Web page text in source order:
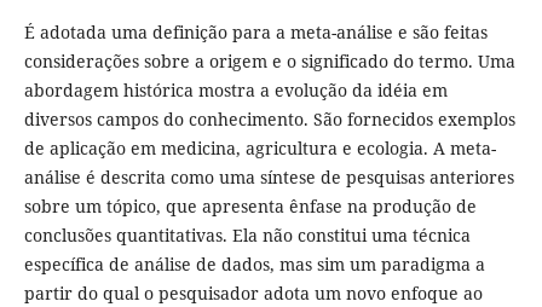
É adotada uma definição para a meta-análise e são feitas
considerações sobre a origem e o significado do termo. Uma
abordagem histórica mostra a evolução da idéia em
diversos campos do conhecimento. São fornecidos exemplos
de aplicação em medicina, agricultura e ecologia. A meta-
análise é descrita como uma síntese de pesquisas anteriores
sobre um tópico, que apresenta ênfase na produção de
conclusões quantitativas. Ela não constitui uma técnica
específica de análise de dados, mas sim um paradigma a
partir do qual o pesquisador adota um novo enfoque ao